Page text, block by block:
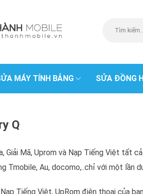
MÁY TÍNH BẢNG SỬA ĐỒNG
Q
Giải Mã, Uprom và Nạp Tiếng Việt tất
Tmobile, Au, docomo,..chỉ với một lần
Tiếng Việt, UpRom điện thoại của